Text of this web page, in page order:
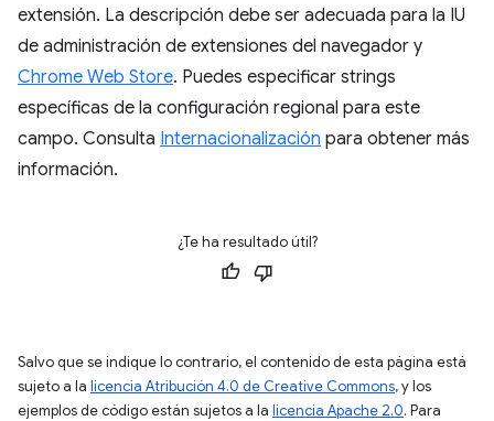
extensión. La descripción debe ser adecuada para la IU
de administración de extensiones del navegador y
Chrome Web Store. Puedes especificar strings
específicas de la configuración regional para este
campo. Consulta Internacionalización para obtener más
información.
¿Te ha resultado útil?
Salvo que se indique lo contrario, el contenido de esta página está
sujeto a la licencia Atribución 4.0 de Creative Commons, y los
ejemplos de código están sujetos a la licencia Apache 2.0. Para